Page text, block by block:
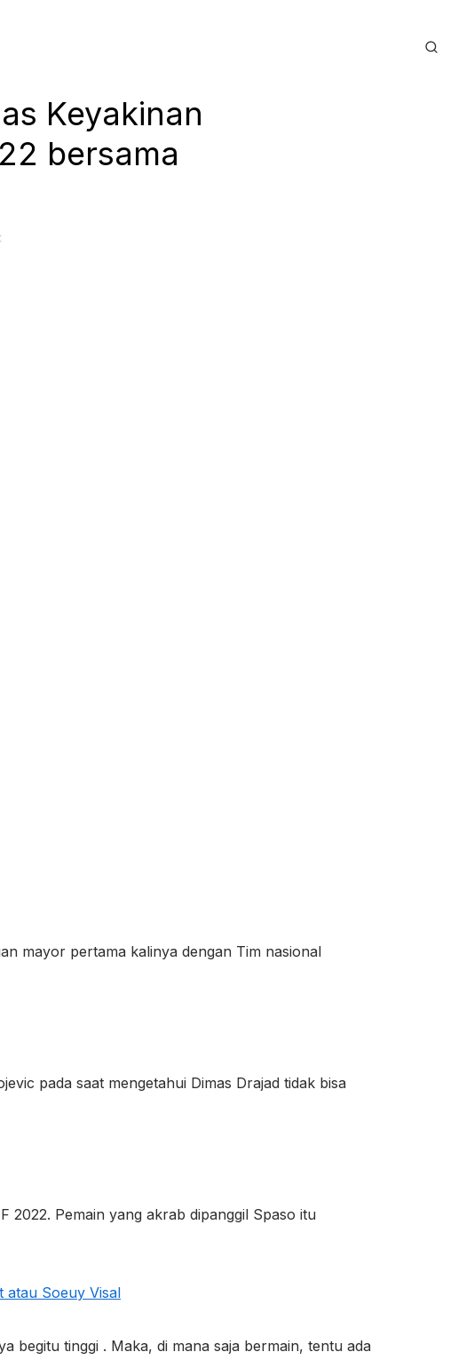
Keyakinan
bersama
mayor pertama kalinya dengan Tim nasional
pada saat mengetahui Dimas Drajad tidak bisa
2022. Pemain yang akrab dipanggil Spaso itu
atau Soeuy Visal
begitu tinggi . Maka, di mana saja bermain, tentu ada